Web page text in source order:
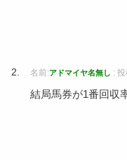
名前:アドマイヤ名無し :
結局馬券が1番回収